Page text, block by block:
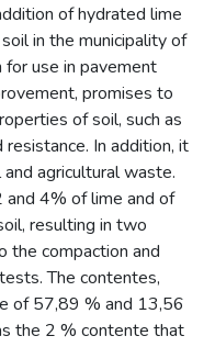
of hydrated lime
in the municipality of
for use in pavement
promises to
of soil, such as
In addition, it
agricultural waste.
4% of lime and of
resulting in two
the compaction and
The contentes,
of 57,89 % and 13,56
the 2 % contente that